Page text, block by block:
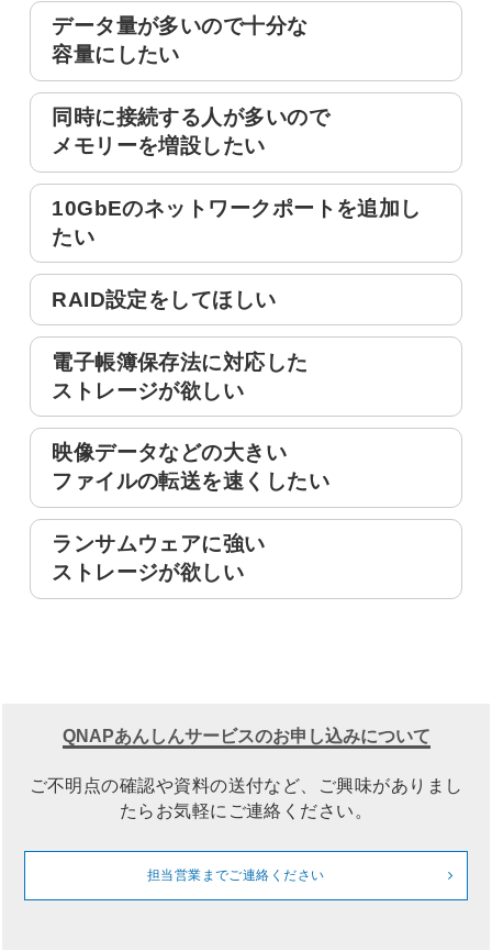
データ量が多いので十分な
容量にしたい
同時に接続する人が多いので
メモリーを増設したい
10GbEのネットワークポートを追加し
たい
RAID設定をしてほしい
電子帳簿保存法に対応した
ストレージが欲しい
映像データなどの大きい
ファイルの転送を速くしたい
ランサムウェアに強い
ストレージが欲しい
QNAPあんしんサービスのお申し込みについて
ご不明点の確認や資料の送付など、ご興味がありまし
たらお気軽にご連絡ください。
担当営業までご連絡ください